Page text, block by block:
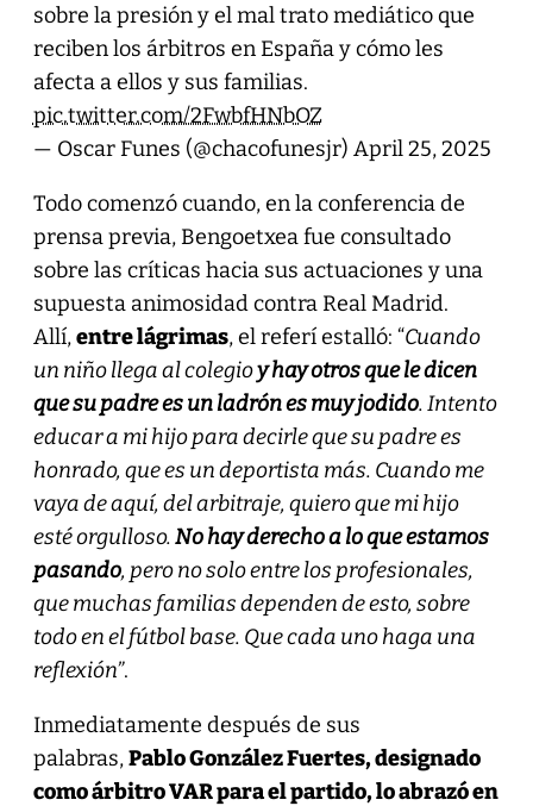
sobre la presión y el mal trato mediático que
reciben los árbitros en España y cómo les
afecta a ellos y sus familias.
pic.twitter.com/2FwbfHNbOZ
— Oscar Funes (@chacofunesjr) April 25, 2025
Todo comenzó cuando, en la conferencia de
prensa previa, Bengoetxea fue consultado
sobre las críticas hacia sus actuaciones y una
supuesta animosidad contra Real Madrid.
Allí,entre lágrimas, el referí estalló: “Cuando
un niño llega al colegioy hay otros que le dicen
que su padre es un ladrón es muy jodido. Intento
educar a mi hijo para decirle que su padre es
honrado, que es un deportista más. Cuando me
vaya de aquí, del arbitraje, quiero que mi hijo
esté orgulloso.No hay derecho a lo que estamos
pasando, pero no solo entre los profesionales,
que muchas familias dependen de esto, sobre
todo en el fútbol base. Que cada uno haga una
reflexión”.
Inmediatamente después de sus
palabras,Pablo González Fuertes, designado
como árbitro VAR para el partido, lo abrazó en